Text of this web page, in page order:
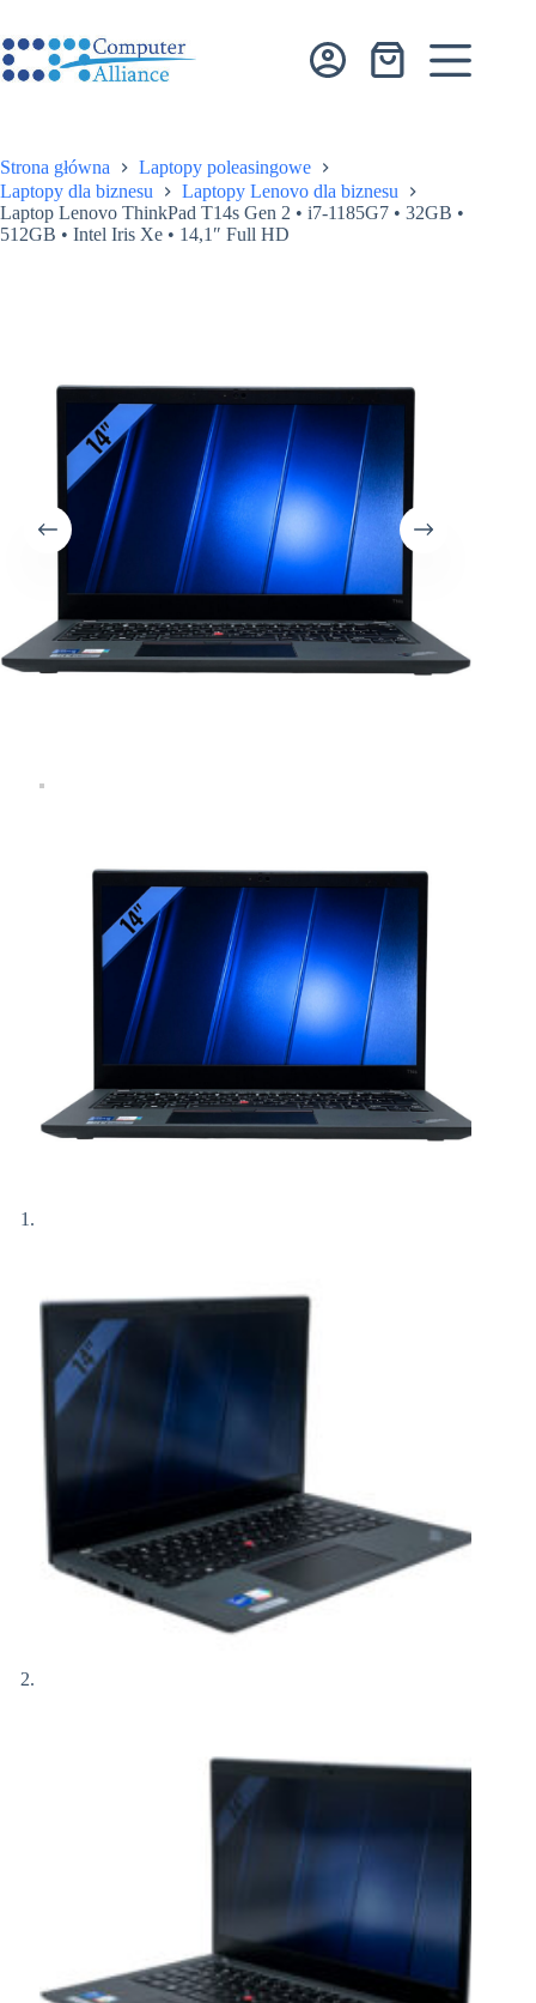
treści
Koszyk
Strona główna
Laptopy poleasingowe
Laptopy dla biznesu
Laptopy Lenovo dla biznesu
Laptop Lenovo ThinkPad T14s Gen 2 • i7-1185G7 • 32GB •
512GB • Intel Iris Xe • 14,1″ Full HD